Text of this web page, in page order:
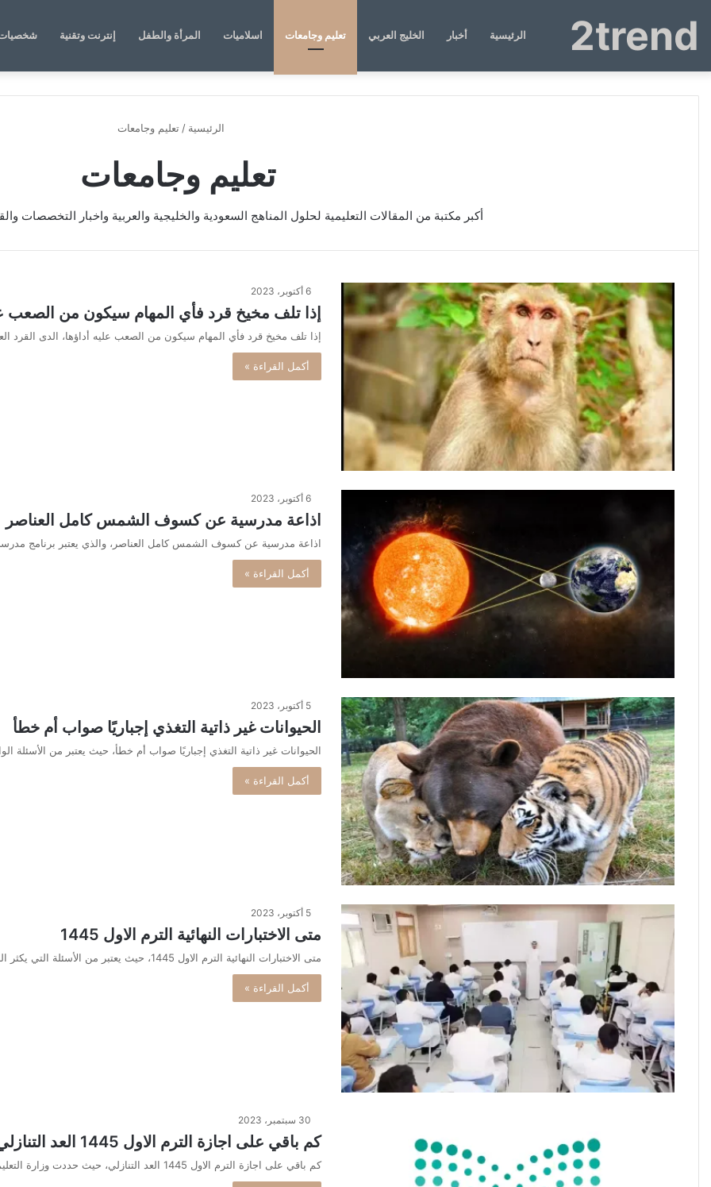
2trend الرئيسية أخبار الخليج العربي تعليم وجامعات اسلاميات المرأة والطفل إنترنت وتقنية
الرئيسية / تعليم وجامعات
تعليم وجامعات
أكبر مكتبة من المقالات التعليمية لحلول المناهج السعودية والخليجية والعربية واخبار التخصصات
6 أكتوبر، 2023
إذا تلف مخيخ قرد فأي المهام سيكون من الصعب
إذا تلف مخيخ قرد فأي المهام سيكون من الصعب عليه أداؤها، الدى القرد
أكمل القراءة »
6 أكتوبر، 2023
اذاعة مدرسية عن كسوف الشمس كامل العناصر
اذاعة مدرسية عن كسوف الشمس كامل العناصر، والذي يعتبر برنامج
أكمل القراءة »
5 أكتوبر، 2023
الحيوانات غير ذاتية التغذي إجباريًا صواب أم خطأ
الحيوانات غير ذاتية التغذي إجباريًا صواب أم خطأ، حيث يعتبر من الأسئلة
أكمل القراءة »
5 أكتوبر، 2023
متى الاختبارات النهائية الترم الاول 1445
متى الاختبارات النهائية الترم الاول 1445، حيث يعتبر من الأسئلة التي يكثر البحث عنها في الآونة الأخيرة هي ما يتعلق…
أكمل القراءة »
30 سبتمبر، 2023
كم باقي على اجازة الترم الاول 1445 العد التنازلي
كم باقي على اجازة الترم الاول 1445 العد التنازلي، حيث حددت وزارة التعليم المملكة العربية السعودية موعد إجازة الفصل الدراسي…